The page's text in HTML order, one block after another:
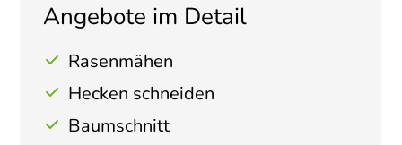
Angebote im Detail
Rasenmähen
Hecken schneiden
Baumschnitt